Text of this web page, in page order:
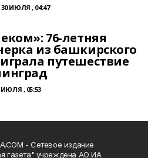
30 ИЮЛЯ , 04:47
76-летняя
из башкирского
путешествие
ИЮЛЯ , 05:53
- Сетевое издание
газета" учреждена АО ИА